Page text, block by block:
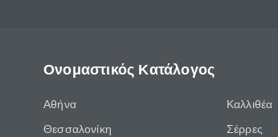
Ονομαστικός Κατάλογος
Αθήνα
Θεσσαλονίκη
Καλλιθέα
Σέρρες